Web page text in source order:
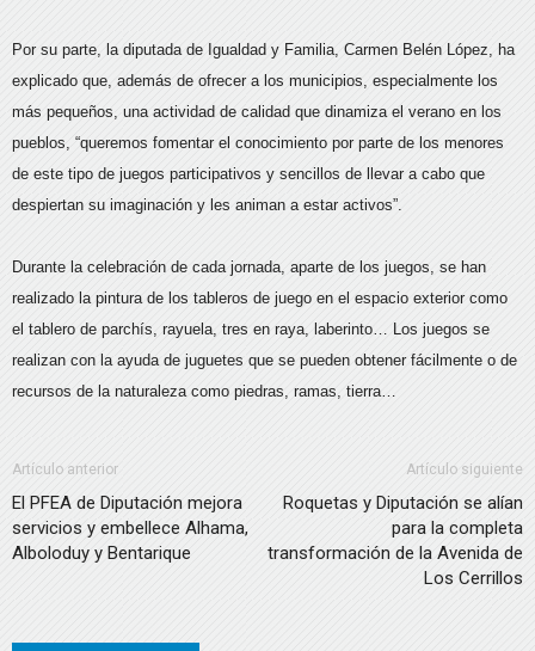
Por su parte, la diputada de Igualdad y Familia, Carmen Belén López, ha
explicado que, además de ofrecer a los municipios, especialmente los
más pequeños, una actividad de calidad que dinamiza el verano en los
pueblos, “queremos fomentar el conocimiento por parte de los menores
de este tipo de juegos participativos y sencillos de llevar a cabo que
despiertan su imaginación y les animan a estar activos”.
Durante la celebración de cada jornada, aparte de los juegos, se han
realizado la pintura de los tableros de juego en el espacio exterior como
el tablero de parchís, rayuela, tres en raya, laberinto… Los juegos se
realizan con la ayuda de juguetes que se pueden obtener fácilmente o de
recursos de la naturaleza como piedras, ramas, tierra…
Artículo anterior
El PFEA de Diputación mejora
servicios y embellece Alhama,
Alboloduy y Bentarique
Artículo siguiente
Roquetas y Diputación se alían
para la completa
transformación de la Avenida de
Los Cerrillos